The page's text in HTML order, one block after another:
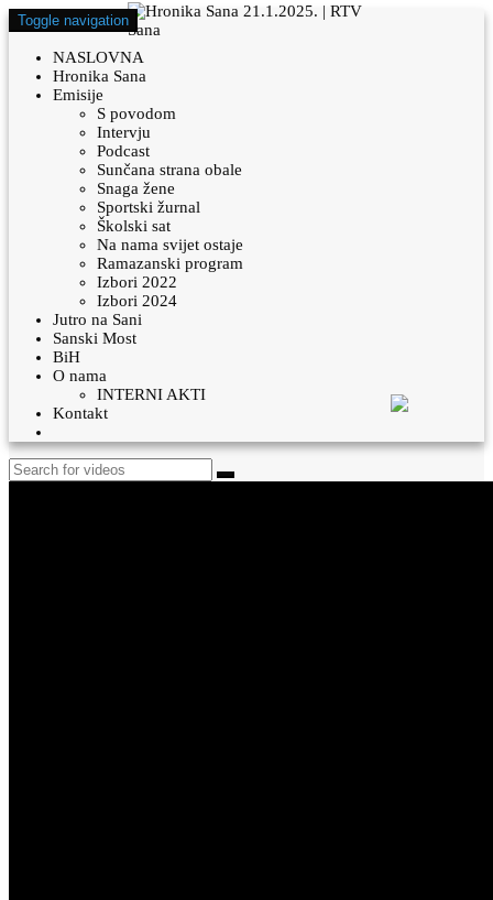
Toggle navigation
NASLOVNA
Hronika Sana
Emisije
S povodom
Intervju
Podcast
Sunčana strana obale
Snaga žene
Sportski žurnal
Školski sat
Na nama svijet ostaje
Ramazanski program
Izbori 2022
Izbori 2024
Jutro na Sani
Sanski Most
BiH
O nama
INTERNI AKTI
Kontakt